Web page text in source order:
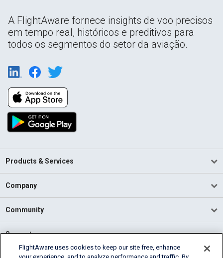
A FlightAware fornece insights de voo precisos
em tempo real, históricos e preditivos para
todos os segmentos do setor da aviação.
Products & Services
Company
Community
Support
FlightAware uses cookies to keep our site free, enhance